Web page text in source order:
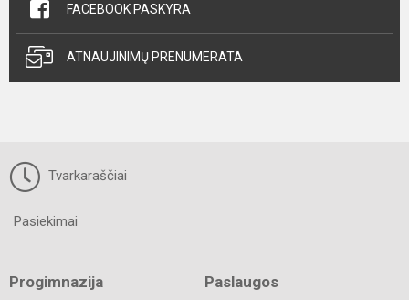
FACEBOOK PASKYRA
ATNAUJINIMŲ PRENUMERATA
Tvarkaraščiai
Pasiekimai
Progimnazija Paslaugos